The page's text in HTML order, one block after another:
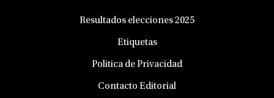
Resultados elecciones 2025
Etiquetas
Politica de Privacidad
Contacto Editorial